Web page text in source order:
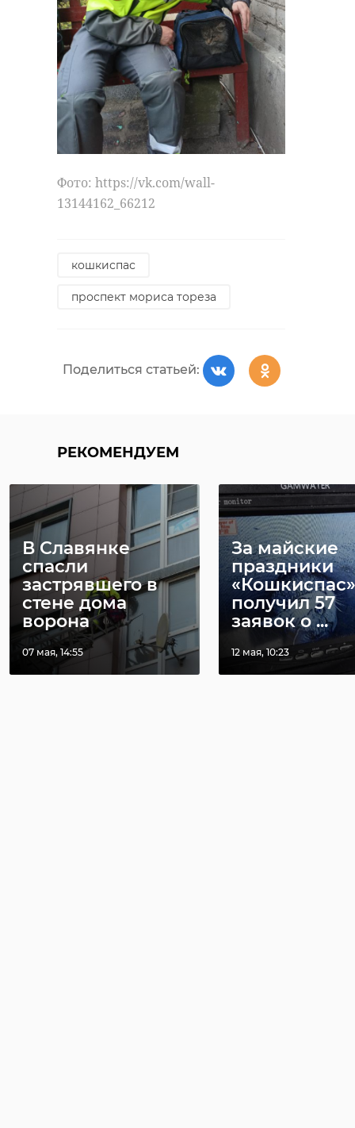
Фото: https://vk.com/wall-
13144162_66212
кошкиспас
проспект мориса тореза
Поделиться статьей:
РЕКОМЕНДУЕМ
В Славянке
спасли
застрявшего в
стене дома
ворона
07 мая, 14:55
За майские
праздники
«Кошкиспас»
получил 57
заявок о ...
12 мая, 10:23